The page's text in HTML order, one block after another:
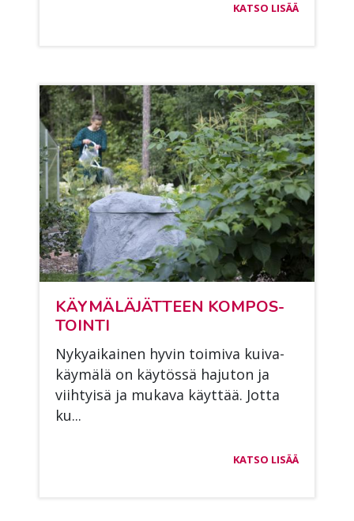
KATSO LISÄÄ
KÄY­MÄ­LÄ­JÄT­TEEN KOM­POS­
TOIN­TI
Ny­ky­ai­kai­nen hy­vin toi­mi­va kui­va­
käy­mä­lä on käy­tös­sä ha­ju­ton ja
viih­tyi­sä ja mu­ka­va käyt­tää. Jot­ta
ku...
KATSO LISÄÄ